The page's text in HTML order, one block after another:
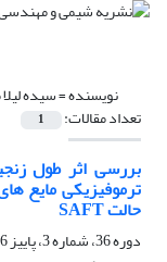
نویسنده =سیده
تعداد مقالات: 1
بررسی اثر طول
ترموفیزیکی مایع
حالت SAFT
دوره 36، شماره 3، پاییز 1396، صفحه